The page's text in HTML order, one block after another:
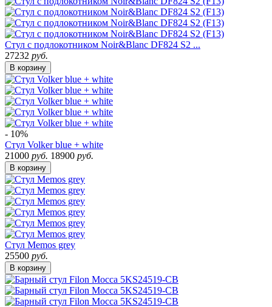
Стул с подлокотником Noir&Blanc DF824 S2 ...
27232 руб.
В корзину
- 10%
Стул Volker blue + white
21000 руб. 18900 руб.
В корзину
Стул Memos grey
25500 руб.
В корзину